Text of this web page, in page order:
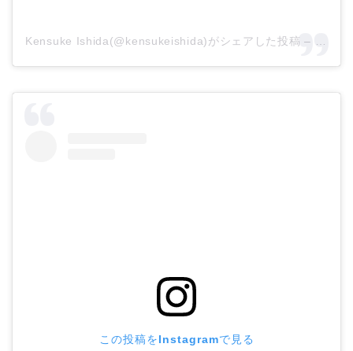
Kensuke Ishida(@kensukeishida)がシェアした投稿 –
この投稿をInstagramで見る